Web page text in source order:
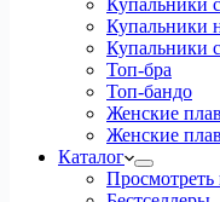
Купальники
Купальники
Купальники
Топ-бра
Топ-бандо
Женские
Женские
Каталог
Просмотреть